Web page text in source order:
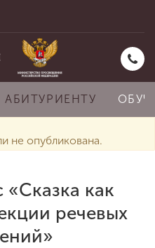
АБИТУРИЕНТУ
не опубликована.
как
речевых